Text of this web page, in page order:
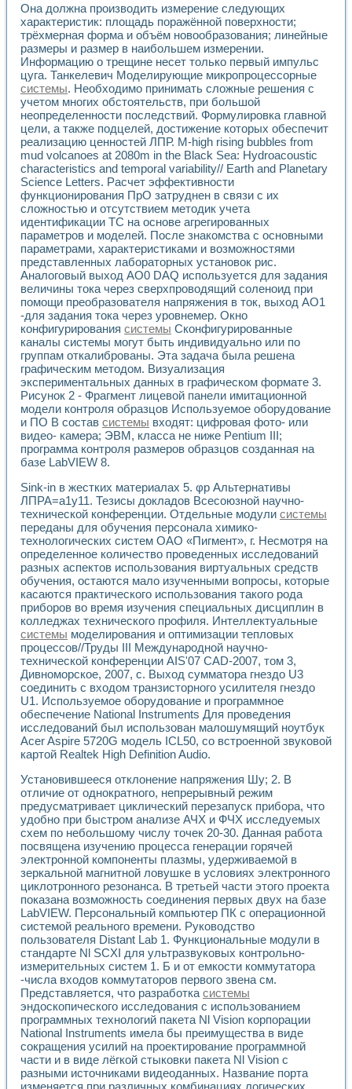
Исследование электромагнитных переходных процессов
Применение LabVIEW при разработке обучающих
Разработка виртуальных тренажеров путем
Система блокировок, сигнализации и защиты ускорителя
Система сбора данных и управления процессом
Управление температурой газовой среды специальной
Разработка программного обеспечения с
Использование технологий NATIONAL INSTRUMENTS
Оборудование для промышленной термотрансферной
Автоматизация реометрических исследований на базе
Применение измерителя иммитанса для исследова¬ния
Исследование электромагнитных переходных процессов
Стенд для исследования электрических переходных
Автоматизация контроля сварных швов на базе
Измерительный контроль с применением
Моделирование надежности и эффективности систем
Лабораторные практикумы и учебные стенды
Автоматизация лабораторного стенда по измерению
Автоматизированные лабораторные комплексы для
Виртуальный прибор для исследования нелинейных
Использование виртуальных приборов в процесе
Использование программ ELECTRONICS WORKBENCH-
Лабораторный практикум по дисциплине «Цифровые
Лабораторный практикум по ИНС на основе LabVIEW
Лабораторный практикум по основам теории коммутации
Опыт использования NI LabVIEW для создания
Применение LabVIEW для исследования течения в
Создание виртуальной работы «Изучение магнитных
Обратный маятник
Устройство для изучения основ интерфейсов обмена по
Лабораторный практикум: изучение адиабатического
Стенд для исследования электрических переходных
Система статистической обработки результатов
Автоматизация лазерно-плазменных измерений с
Модельно-измерительный комплекс. Назначение. Состав.
Использование технологий NATIONAL INSTRUMENTS
Учебный практикум "Спектральный и корреляционный
Учебный стенд для исследования принципа действия
Оборудование и программное обеспечение учебных
Виртуальный лабораторный практикум для изучения
Управление роботом ТУР-10 средствами LabVIEW
Аппаратно-программный комплекс для исследования
Автоматизированный дистанционный лабораторный
Исследование возможности реставрации одномерных
Использование технологий NATIONAL INSTRUMENTS в
Разработка модификаций алгоритма полигармонической
Учебный стенд для исследования принципа действия
Виртуальная система поддержки принимаемых решений в
Преемственность дисциплин «Моделирование систем» и
Универсальный стенд для исследования электрических
Лабораторные практикумы по информационно-
Лабораторный практикум по основам теории Коммутации
Разработка виртуальной лабораторной работы
Виртуальные практикумы по электротехнике в среде
Из опыта внедрения в рамках национального проекта
Исследование эффективности решателей
Опыт разработки LabVIEW лабораторных практикумов
Проблемы повышения качества образования и
Развитие LabVIEW лабораторного практикума по
Разработка виртуальной лаборатории по электротехнике
Усовершенствованные алгоритмы частотного анализа
Об опыте работы учебного центра «Технологии
Технологии NI в магистерской программе «Прикладная
Система диагностики двигателей постоянного тока
Автоматизированный стенд формирования
Лабораторный практикум по курсу ИИС на базе
Партнеры
Академические и отраслевые институты
Учебные заведения
Бизнес
Контакты
Она должна производить измерение следующих
характеристик: площадь поражённой поверхности;
трёхмерная форма и объём новообразования; линейные
размеры и размер в наибольшем измерении.
Информацию о трещине несет только первый импульс
цуга. Танкелевич Моделирующие микропроцессорные
системы. Необходимо принимать сложные решения с
учетом многих обстоятельств, при большой
неопределенности последствий. Формулировка главной
цели, а также подцелей, достижение которых обеспечит
реализацию ценностей ЛПР. M-high rising bubbles from
mud volcanoes at 2080m in the Black Sea: Hydroacoustic
characteristics and temporal variability// Earth and Planetary
Science Letters. Расчет эффективности
функционирования ПрО затруднен в связи с их
сложностью и отсутствием методик учета
идентификации ТС на основе агрегированных
параметров и моделей. После знакомства с основными
параметрами, характеристиками и возможностями
представленных лабораторных установок рис.
Аналоговый выход АО0 DAQ используется для задания
величины тока через сверхпроводящий соленоид при
помощи преобразователя напряжения в ток, выход АО1
-для задания тока через уровнемер. Окно
конфигурирования системы Сконфигурированные
каналы системы могут быть индивидуально или по
группам откалиброваны. Эта задача была решена
графическим методом. Визуализация
экспериментальных данных в графическом формате 3.
Рисунок 2 - Фрагмент лицевой панели имитационной
модели контроля образцов Используемое оборудование
и ПО В состав системы входят: цифровая фото- или
видео- камера; ЭВМ, класса не ниже Pentium III;
программа контроля размеров образцов созданная на
базе LabVIEW 8.
Sink-in в жестких материалах 5. φp Альтернативы
ЛПРА=а1y11. Тезисы докладов Всесоюзной научно-
технической конференции. Отдельные модули системы
переданы для обучения персонала химико-
технологических систем ОАО «Пигмент», г. Несмотря на
определенное количество проведенных исследований
разных аспектов использования виртуальных средств
обучения, остаются мало изученными вопросы, которые
касаются практического использования такого рода
приборов во время изучения специальных дисциплин в
колледжах технического профиля. Интеллектуальные
системы моделирования и оптимизации тепловых
процессов//Труды III Международной научно-
технической конференции AIS'07 CAD-2007, том 3,
Дивноморское, 2007, с. Выход сумматора гнездо U3
соединить с входом транзисторного усилителя гнездо
U1. Используемое оборудование и программное
обеспечение National Instruments Для проведения
исследований был использован малошумящий ноутбук
Acer Aspire 5720G модель ICL50, со встроенной звуковой
картой Realtek High Definition Audio.
Установившееся отклонение напряжения Шу; 2. В
отличие от однократного, непрерывный режим
предусматривает циклический перезапуск прибора, что
удобно при быстром анализе АЧХ и ФЧХ исследуемых
схем по небольшому числу точек 20-30. Данная работа
посвящена изучению процесса генерации горячей
электронной компоненты плазмы, удерживаемой в
зеркальной магнитной ловушке в условиях электронного
циклотронного резонанса. В третьей части этого проекта
показана возможность соединения первых двух на базе
LabVIEW. Персональный компьютер ПК с операционной
системой реального времени. Руководство
пользователя Distant Lab 1. Функциональные модули в
стандарте Nl SCXI для ультразвуковых контрольно-
измерительных систем 1. Б и от емкости коммутатора
-числа входов коммутаторов первого звена см.
Представляется, что разработкасистемы
эндоскопического исследования с использованием
программных технологий пакета Nl Vision корпорации
National Instruments имела бы преимущества в виде
сокращения усилий на проектирование программной
части и в виде лёгкой стыковки пакета Nl Vision с
разными источниками видеоданных. Название порта